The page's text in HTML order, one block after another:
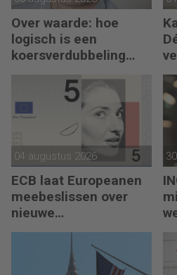
Over waarde: hoe
logisch is een
koersverdubbeling
04 augustus 2026
ECB laat Europeanen
meebeslissen over
nieuwe
eurobankbiljetten